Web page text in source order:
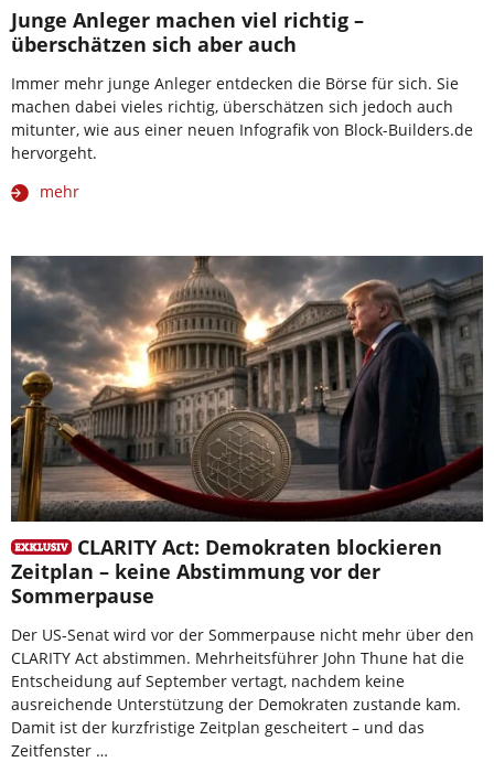
Junge Anleger machen viel richtig –
überschätzen sich aber auch
Immer mehr junge Anleger entdecken die Börse für sich. Sie
machen dabei vieles richtig, überschätzen sich jedoch auch
mitunter, wie aus einer neuen Infografik von Block-Builders.de
hervorgeht.
mehr
CLARITY Act: Demokraten blockieren
Zeitplan – keine Abstimmung vor der
Sommerpause
Der US-Senat wird vor der Sommerpause nicht mehr über den
CLARITY Act abstimmen. Mehrheitsführer John Thune hat die
Entscheidung auf September vertagt, nachdem keine
ausreichende Unterstützung der Demokraten zustande kam.
Damit ist der kurzfristige Zeitplan gescheitert – und das
Zeitfenster …